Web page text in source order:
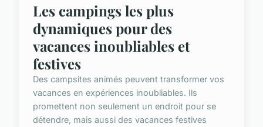
Les campings les plus
dynamiques pour des
vacances inoubliables et
festives
Des campsites animés peuvent transformer vos
vacances en expériences inoubliables. Ils
promettent non seulement un endroit pour se
détendre, mais aussi des vacances festives